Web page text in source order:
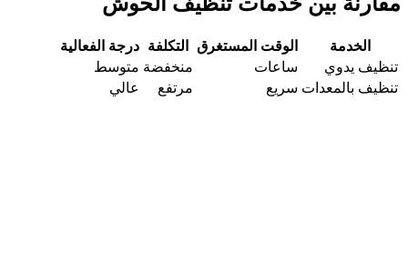
الخدمة الوقت المستغرق التكلفة درجة الفعالية
تنظيف يدوي
ساعات منخفضة متوسط
تنظيف بالمعدات سريع مرتفع عالي